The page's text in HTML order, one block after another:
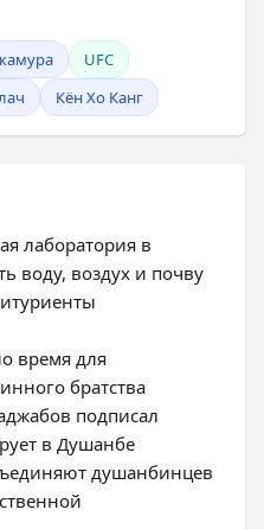
UFC
Кён Хо Канг
лаборатория в
воду, воздух и почву
время для
братства
подписал
в Душанбе
душанбинцев